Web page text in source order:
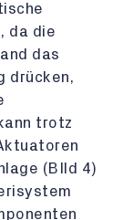
da die
das
drücken,
trotz
(BIld 4)